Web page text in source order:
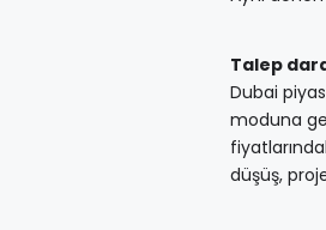
Talep
Dubai
moduna
düşüş,